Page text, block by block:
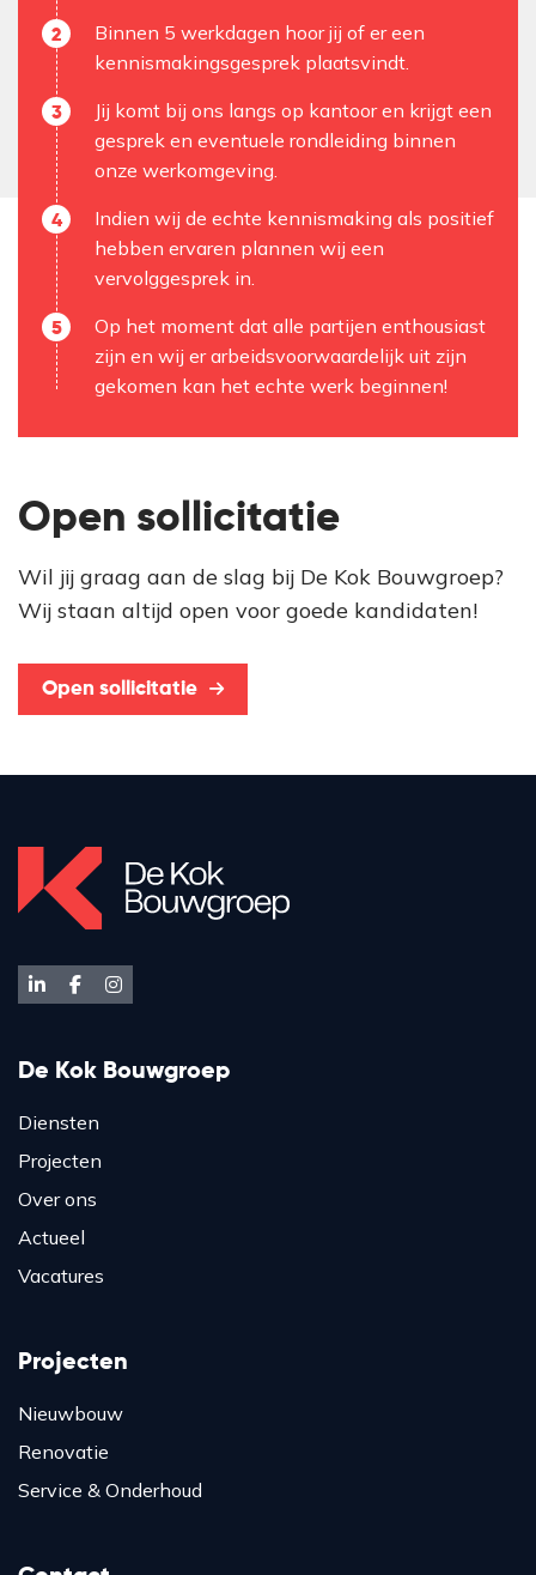
Binnen 5 werkdagen hoor jij of er een
kennismakingsgesprek plaatsvindt.
Jij komt bij ons langs op kantoor en krijgt een
gesprek en eventuele rondleiding binnen
onze werkomgeving.
Indien wij de echte kennismaking als positief
hebben ervaren plannen wij een
vervolggesprek in.
Op het moment dat alle partijen enthousiast
zijn en wij er arbeidsvoorwaardelijk uit zijn
gekomen kan het echte werk beginnen!
Open sollicitatie
Wil jij graag aan de slag bij De Kok Bouwgroep?
Wij staan altijd open voor goede kandidaten!
Open sollicitatie
De Kok Bouwgroep
Diensten
Projecten
Over ons
Actueel
Vacatures
Projecten
Nieuwbouw
Renovatie
Service & Onderhoud